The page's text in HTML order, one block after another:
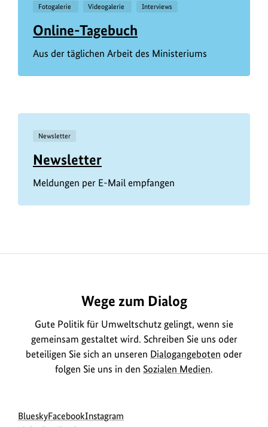
Fotogalerie Videogalerie Interviews
Online-Tagebuch
Aus der täglichen Arbeit des Ministeriums
Newsletter
Newsletter
Meldungen per E-Mail empfangen
Wege zum Dialog
Gute Politik für Umweltschutz gelingt, wenn sie
gemeinsam gestaltet wird. Schreiben Sie uns oder
beteiligen Sie sich an unseren Dialogangeboten oder
folgen Sie uns in den Sozialen Medien.
Social
Blueskyzur
Facebookzur
Instagram